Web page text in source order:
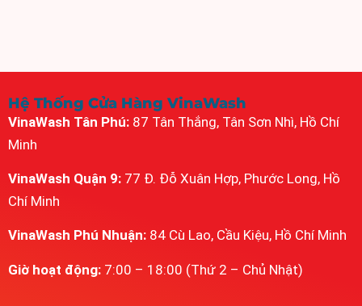
Hệ Thống Cửa Hàng VinaWash
VinaWash Tân Phú: 87 Tân Thắng, Tân Sơn Nhì, Hồ Chí
Minh
VinaWash Quận 9: 77 Đ. Đỗ Xuân Hợp, Phước Long, Hồ
Chí Minh
VinaWash Phú Nhuận: 84 Cù Lao, Cầu Kiệu, Hồ Chí Minh
Giờ hoạt động: 7:00 – 18:00 (Thứ 2 – Chủ Nhật)